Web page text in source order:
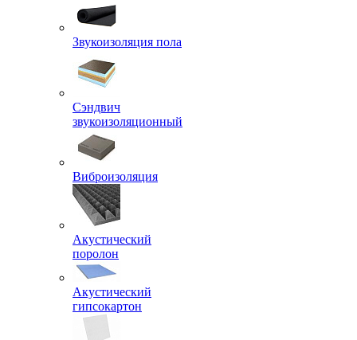
Звукоизоляция пола
Сэндвич
звукоизоляционный
Виброизоляция
Акустический
поролон
Акустический
гипсокартон